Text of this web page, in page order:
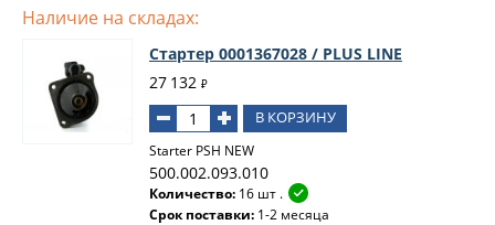
Наличие на складах:
Стартер 0001367028 / PLUS LINE
27 132 ₽
В КОРЗИНУ
Starter PSH NEW
500.002.093.010
Количество: 16 шт .
Срок поставки: 1-2 месяца